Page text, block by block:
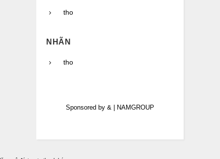
tho
NHÃN
tho
Sponsored by & NAMGROUP